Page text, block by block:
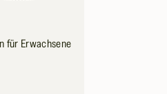
für Erwachsene